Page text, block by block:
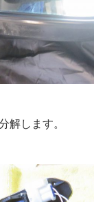
解します。